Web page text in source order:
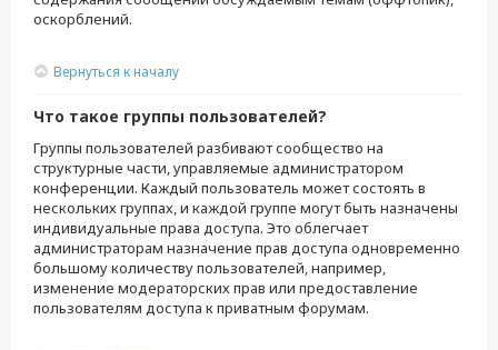
оскорблений.
Вернуться к началу
Что такое группы пользователей?
Группы пользователей разбивают сообщество на
структурные части, управляемые администратором
конференции. Каждый пользователь может состоять в
нескольких группах, и каждой группе могут быть назначены
индивидуальные права доступа. Это облегчает
администраторам назначение прав доступа одновременно
большому количеству пользователей, например,
изменение модераторских прав или предоставление
пользователям доступа к приватным форумам.